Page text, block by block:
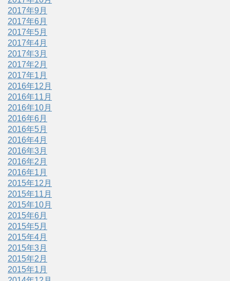
2017年9月
2017年6月
2017年5月
2017年4月
2017年3月
2017年2月
2017年1月
2016年12月
2016年11月
2016年10月
2016年6月
2016年5月
2016年4月
2016年3月
2016年2月
2016年1月
2015年12月
2015年11月
2015年10月
2015年6月
2015年5月
2015年4月
2015年3月
2015年2月
2015年1月